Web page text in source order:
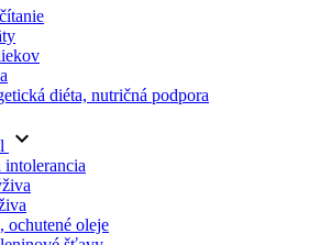
diéta, nutričná podpora
keyboard_arrow_down
ochutené oleje